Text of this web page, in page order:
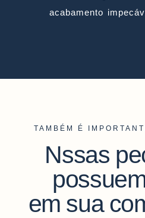
acabamento
TAMBÉM É
Nssas
em sua